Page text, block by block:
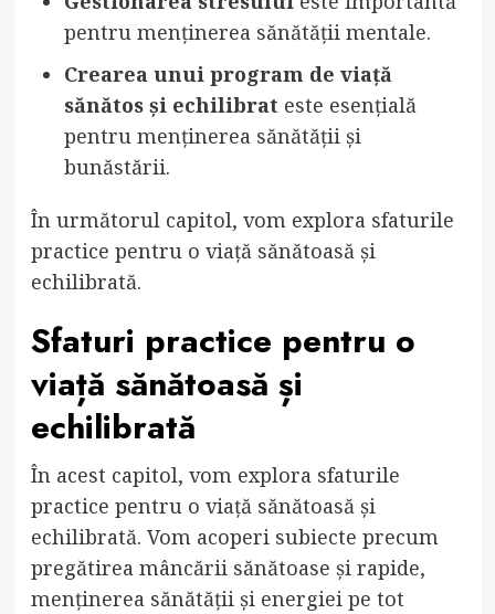
pentru menținerea sănătății mentale.
Crearea unui program de viață
sănătos și echilibrat este esențială
pentru menținerea sănătății și
bunăstării.
În următorul capitol, vom explora sfaturile
practice pentru o viață sănătoasă și
echilibrată.
Sfaturi practice pentru o
viață sănătoasă și
echilibrată
În acest capitol, vom explora sfaturile
practice pentru o viață sănătoasă și
echilibrată. Vom acoperi subiecte precum
pregătirea mâncării sănătoase și rapide,
menținerea sănătății și energiei pe tot